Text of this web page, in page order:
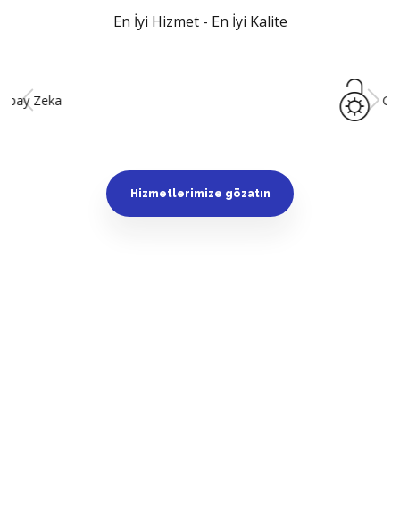
En İyi Hizmet - En İyi Kalite
Hizmetlerimize gözatın